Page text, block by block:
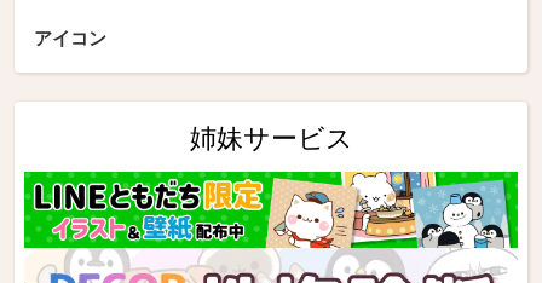
アイコン
姉妹サービス